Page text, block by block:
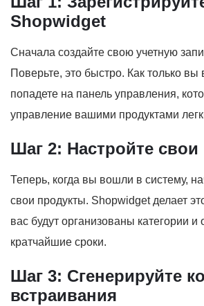
Shopwidget
Сначала создайте свою учетную
Поверьте, это быстро. Как только вы
попадете на панель управления,
управление вашими продуктами
Шаг 2: Настройте
Теперь, когда вы вошли в систему,
свои продукты. Shopwidget делает
вас будут организованы категории и
кратчайшие сроки.
Шаг 3: Сгенерируйте
встраивания